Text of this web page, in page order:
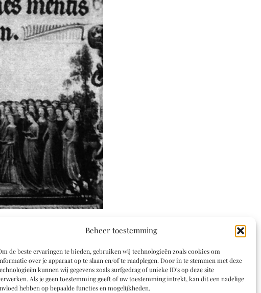
Beheer toestemming
de beste ervaringen te bieden, gebruiken wij technologieën zoals cookies om
over je apparaat op te slaan en/of te raadplegen. Door in te stemmen met deze
kunnen wij gegevens zoals surfgedrag of unieke ID's op deze site
Als je geen toestemming geeft of uw toestemming intrekt, kan dit een nadelige
hebben op bepaalde functies en mogelijkheden.